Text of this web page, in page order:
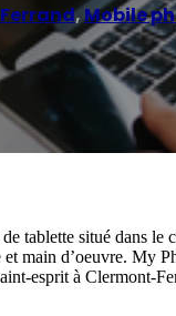
,Mobile
tablette situé dans le
main d’oeuvre. My
esprit à Clermont-